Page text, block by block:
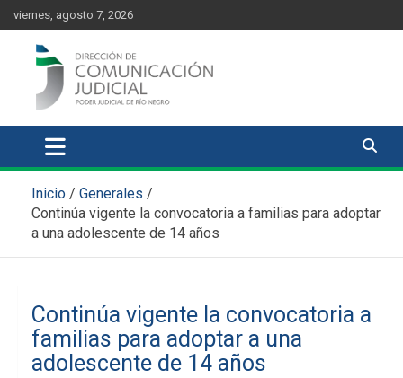
content
Skip
to
content
viernes, agosto 7, 2026
Comunicación Judicial
Inicio
Generales
Continúa vigente la convocatoria a familias para adoptar
a una adolescente de 14 años
Continúa vigente la convocatoria a
familias para adoptar a una
adolescente de 14 años